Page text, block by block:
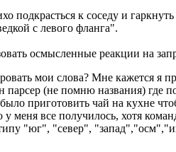
подкрасться к соседу и
с левого фланга".
осмысленные реакции на
мои слова? Мне кажется я
(не помню названия) где
приготовить чай на кухне
у меня все получилось, хотя
"юг", "север",